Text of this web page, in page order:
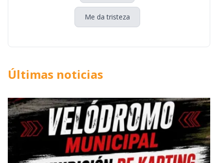
Me da tristeza
Últimas noticias